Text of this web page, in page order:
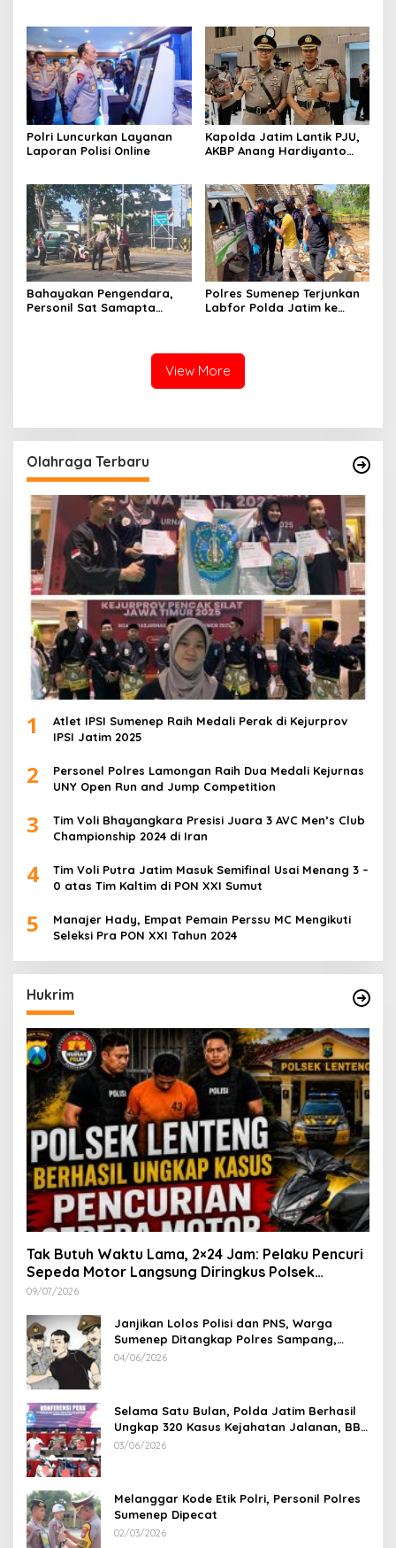
Polri Luncurkan Layanan
Laporan Polisi Online
Kapolda Jatim Lantik PJU,
AKBP Anang Hardiyanto
Bahayakan Pengendara,
Personil Sat Samapta
Polres Sumenep Terjunkan
Labfor Polda Jatim ke
View More
Olahraga Terbaru
1
Atlet IPSI Sumenep Raih Medali Perak di Kejurprov
IPSI Jatim 2025
2
Personel Polres Lamongan Raih Dua Medali Kejurnas
UNY Open Run and Jump Competition
3
Tim Voli Bhayangkara Presisi Juara 3 AVC Men’s Club
Championship 2024 di Iran
4
Tim Voli Putra Jatim Masuk Semifinal Usai Menang 3 –
0 atas Tim Kaltim di PON XXI Sumut
5
Manajer Hady, Empat Pemain Perssu MC Mengikuti
Seleksi Pra PON XXI Tahun 2024
Hukrim
Tak Butuh Waktu Lama, 2×24 Jam: Pelaku Pencuri
Sepeda Motor Langsung Diringkus Polsek
Lenteng di Wilayah Manding
09/07/2026
Janjikan Lolos Polisi dan PNS, Warga
Sumenep Ditangkap Polres Sampang,
Korban Rugi Rp 600 juta
04/06/2026
Selama Satu Bulan, Polda Jatim Berhasil
Ungkap 320 Kasus Kejahatan Jalanan, BB
100 Sepeda Motor dan 12 Mobil Diamankan
03/06/2026
Melanggar Kode Etik Polri, Personil Polres
Sumenep Dipecat
02/03/2026